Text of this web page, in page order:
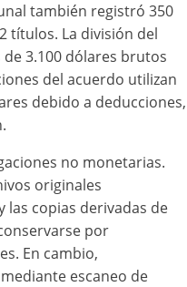
también registró 350
títulos. La división del
3.100 dólares brutos
del acuerdo utilizan
debido a deducciones,
no monetarias.
originales
las copias derivadas de
por
En cambio,
escaneo de